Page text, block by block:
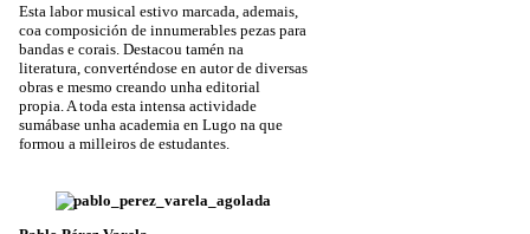
Esta labor musical estivo marcada, ademais,
coa composición de innumerables pezas para
bandas e corais. Destacou tamén na
literatura, converténdose en autor de diversas
obras e mesmo creando unha editorial
propia. A toda esta intensa actividade
sumábase unha academia en Lugo na que
formou a milleiros de estudantes.